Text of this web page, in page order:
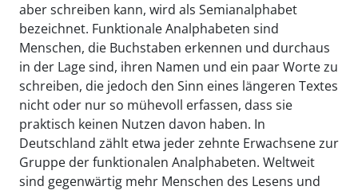
aber schreiben kann, wird als Semianalphabet
bezeichnet. Funktionale Analphabeten sind
Menschen, die Buchstaben erkennen und durchaus
in der Lage sind, ihren Namen und ein paar Worte zu
schreiben, die jedoch den Sinn eines längeren Textes
nicht oder nur so mühevoll erfassen, dass sie
praktisch keinen Nutzen davon haben. In
Deutschland zählt etwa jeder zehnte Erwachsene zur
Gruppe der funktionalen Analphabeten. Weltweit
sind gegenwärtig mehr Menschen des Lesens und